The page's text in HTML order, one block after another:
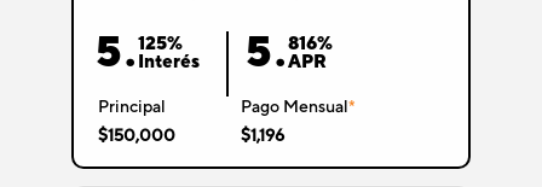
5.125%
Interés 5.816%
APR
Principal
$150,000
Pago Mensual*
$1,196